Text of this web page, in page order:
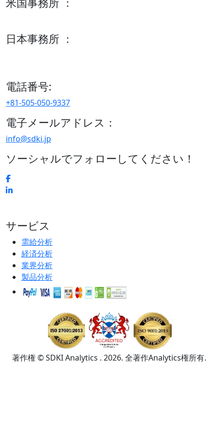
日本事務所 ：
電話番号:
+81-505-050-9337
電子メールアドレス：
info@sdki.jp
ソーシャルでフォローしてください！
サービス
需給分析
経済分析
業界分析
製品分析
著作権 © SDKI Analytics . 2026. 全著作Analytics権所有.